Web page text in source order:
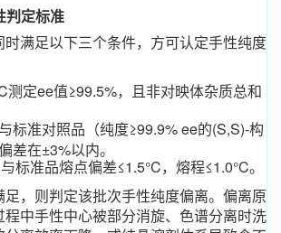
判定标准
满足以下三个条件，方可认定手性纯度
测定ee值≥99.5%，且非对映体杂质总和
标准对照品（纯度≥99.9% ee的(S,S)-构
差在±3%以内。
标准品熔点偏差≤1.5°C，熔程≤1.0°C。
，则判定该批次手性纯度偏离。偏离原
程中手性中心被部分消旋、色谱分离时洗